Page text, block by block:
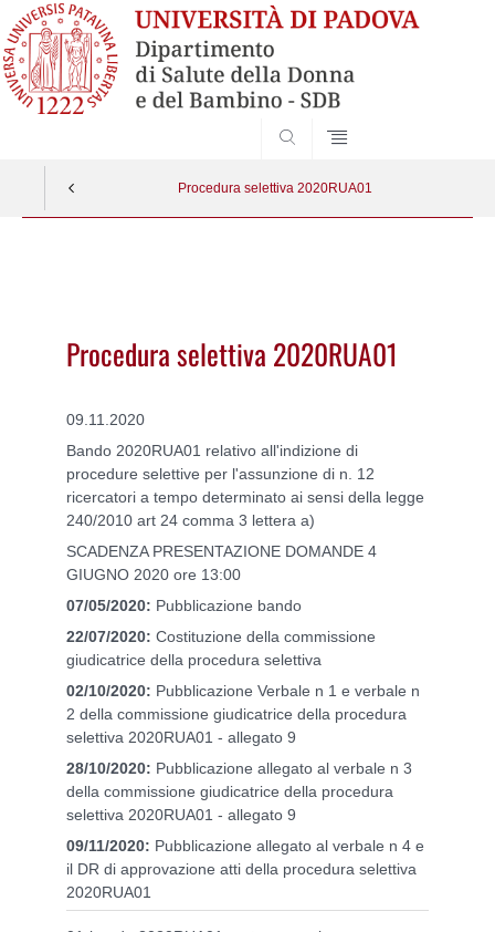
Procedura selettiva 2020RUA01
Procedura selettiva 2020RUA01
09.11.2020
Bando 2020RUA01 relativo all'indizione di
procedure selettive per l'assunzione di n. 12
ricercatori a tempo determinato ai sensi della legge
240/2010 art 24 comma 3 lettera a)
SCADENZA PRESENTAZIONE DOMANDE 4
GIUGNO 2020 ore 13:00
07/05/2020: Pubblicazione bando
22/07/2020: Costituzione della commissione
giudicatrice della procedura selettiva
02/10/2020: Pubblicazione Verbale n 1 e verbale n
2 della commissione giudicatrice della procedura
selettiva 2020RUA01 - allegato 9
28/10/2020: Pubblicazione allegato al verbale n 3
della commissione giudicatrice della procedura
selettiva 2020RUA01 - allegato 9
09/11/2020: Pubblicazione allegato al verbale n 4 e
il DR di approvazione atti della procedura selettiva
2020RUA01